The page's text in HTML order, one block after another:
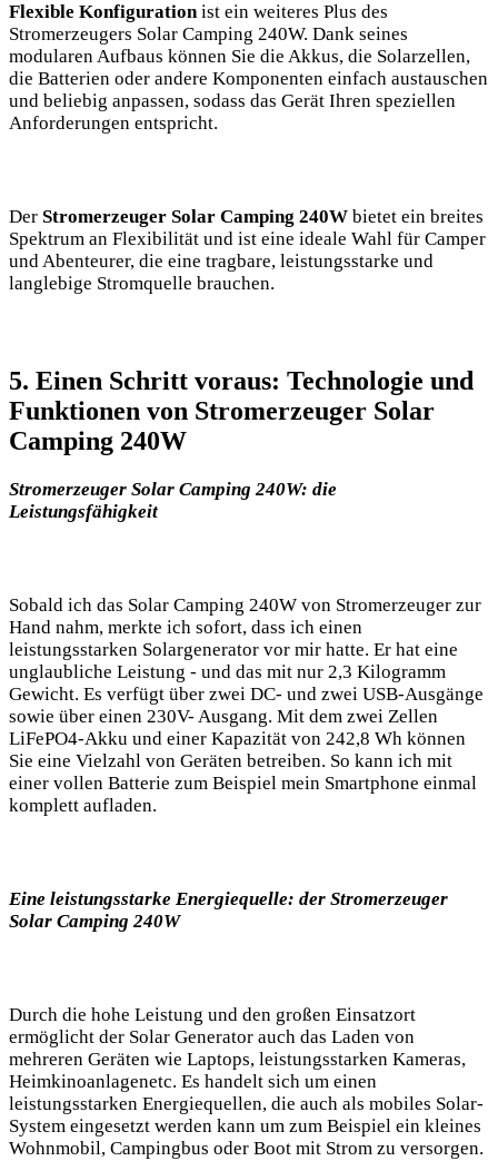
Flexible Konfigurationist‌ ein weiteres​ Plus des
Stromerzeugers Solar‍ Camping 240W. Dank⁤ seines
‌modularen Aufbaus können ⁢Sie‌ die Akkus, die‌ Solarzellen,
die‍ Batterien ⁤oder andere Komponenten⁣ einfach⁢ austauschen
‌und⁤ beliebig anpassen, sodass das⁣ Gerät⁣ Ihren ‌speziellen
Anforderungen entspricht.
Der Stromerzeuger Solar Camping 240W bietet ein breites
Spektrum ​an Flexibilität und ist eine ideale​ Wahl für Camper
und Abenteurer, die eine tragbare,⁢ leistungsstarke und
langlebige⁣ Stromquelle brauchen.
5. ⁣Einen‌ Schritt voraus: Technologie ⁣und
Funktionen von Stromerzeuger Solar
Camping 240W
Stromerzeuger‍ Solar Camping 240W: die
Leistungsfähigkeit
Sobald ich das ​Solar Camping 240W von Stromerzeuger⁣ zur
Hand nahm,​ merkte ich sofort, dass ich einen
leistungsstarken Solargenerator vor mir hatte. Er hat eine
unglaubliche Leistung -⁣ und das mit nur 2,3 Kilogramm
Gewicht. Es ⁤verfügt über zwei DC- und‍ zwei USB-Ausgänge
sowie⁤ über einen 230V- Ausgang. Mit dem zwei Zellen
LiFePO4-Akku ⁣und einer Kapazität ​von‌ 242,8 Wh ‌können
Sie eine Vielzahl von Geräten​ betreiben. So kann⁤ ich mit
einer vollen Batterie zum Beispiel mein Smartphone einmal
komplett aufladen.
Eine leistungsstarke Energiequelle: ⁤der Stromerzeuger
Solar Camping 240W
Durch die⁣ hohe Leistung ⁢und den ⁤großen⁢ Einsatzort
‍ermöglicht‌ der ⁢Solar Generator​ auch​ das Laden von
mehreren Geräten wie Laptops,‍ leistungsstarken Kameras,‌
Heimkinoanlagenetc. Es handelt sich um einen
leistungsstarken ‌Energiequellen,⁤ die‌ auch ⁢als⁣ mobiles Solar-
System eingesetzt werden kann um zum Beispiel⁣ ein kleines​
Wohnmobil, Campingbus oder Boot mit Strom zu versorgen.